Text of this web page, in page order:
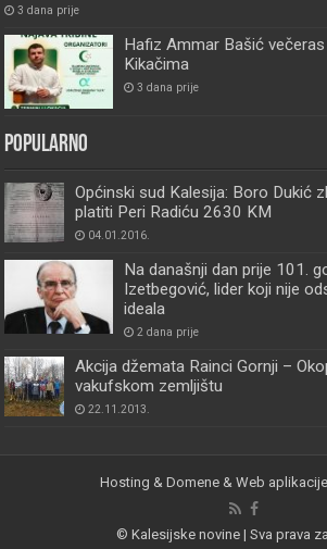
3 dana prije
Hafiz Ammar Bašić
Kikačima
3 dana prije
Popularno
Općinski sud Kalesija: Boro Dukić
platiti Peri Radiću 2630 KM
04.01.2016.
Na današnji dan prije 101.
Izetbegović, lider koji nije
ideala
2 dana prije
Akcija džemata Rainci Gornji –
vakufskom zemljištu
22.11.2013.
Hosting & Domene & Web
© Kalesijske novine | Sva prava